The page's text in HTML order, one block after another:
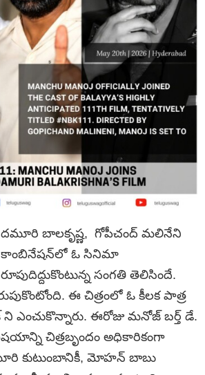
ద‌మూరి బాల‌కృష్ణ, గోపీచంద్ మ‌లినేని
కాంబినేష‌న్‌లో ఓ సినిమా
రూపుదిద్దుకొంటున్న సంగతి తెలిసిందే.
ఈ చిత్రంలో ఓ కీల‌క పాత్ర
ఎంచుకొన్నారు. ఈరోజు మ‌నోజ్ బ‌ర్త్ డే.
చిత్ర‌బృందం అధికారికంగా
కుటుంబానికీ, మోహ‌న్ బాబు